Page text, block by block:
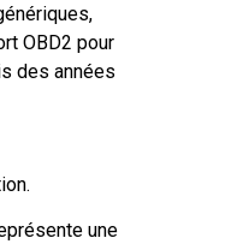
OBD2 pour
des années
une